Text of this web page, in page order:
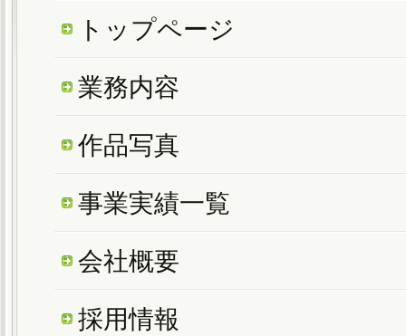
トップページ
業務内容
作品写真
事業実績一覧
会社概要
採用情報